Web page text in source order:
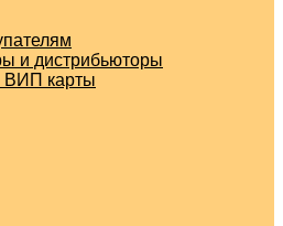
и дистрибьюторы
ВИП карты